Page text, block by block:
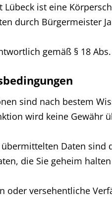
Lübeck ist eine
durch Bürgermeister
gemäß § 18 Abs.
sind nach bestem
wird keine Gewähr
Daten sind
die Sie geheim
oder versehentliche